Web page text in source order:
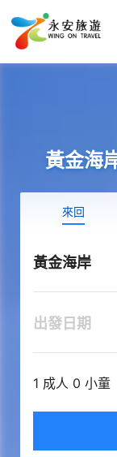
黃金海
來回
黃金海岸
出發日期
1 成人 0 小童